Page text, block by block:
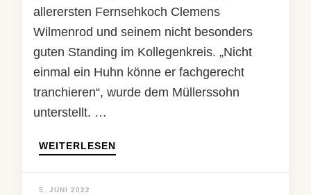
allerersten Fernsehkoch Clemens
Wilmenrod und seinem nicht besonders
guten Standing im Kollegenkreis. „Nicht
einmal ein Huhn könne er fachgerecht
tranchieren“, wurde dem Müllerssohn
unterstellt. …
WEITERLESEN
5. JUNI 2022